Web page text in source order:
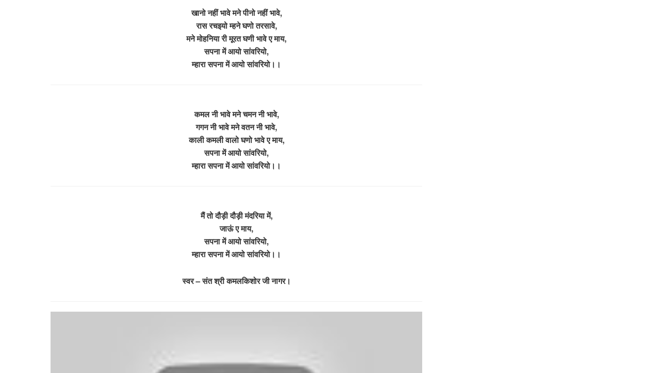
खानो नहीं भावे मने पीनो नहीं भावे,
रास रचइयो म्हने घणो तरसावे,
मने मोहनिया री मूरत घणी भावे ए माय,
सपना में आयो सांवरियो,
म्हारा सपना में आयो सांवरियो।।
कमल नी भावे मने चमन नी भावे,
गगन नी भावे मने वतन नी भावे,
काली कमली वालो घणो भावे ए माय,
सपना में आयो सांवरियो,
म्हारा सपना में आयो सांवरियो।।
मैं तो दौड़ी दौड़ी मंदरिया में,
जाऊं ए माय,
सपना में आयो सांवरियो,
म्हारा सपना में आयो सांवरियो।।
स्वर – संत श्री कमलकिशोर जी नागर।